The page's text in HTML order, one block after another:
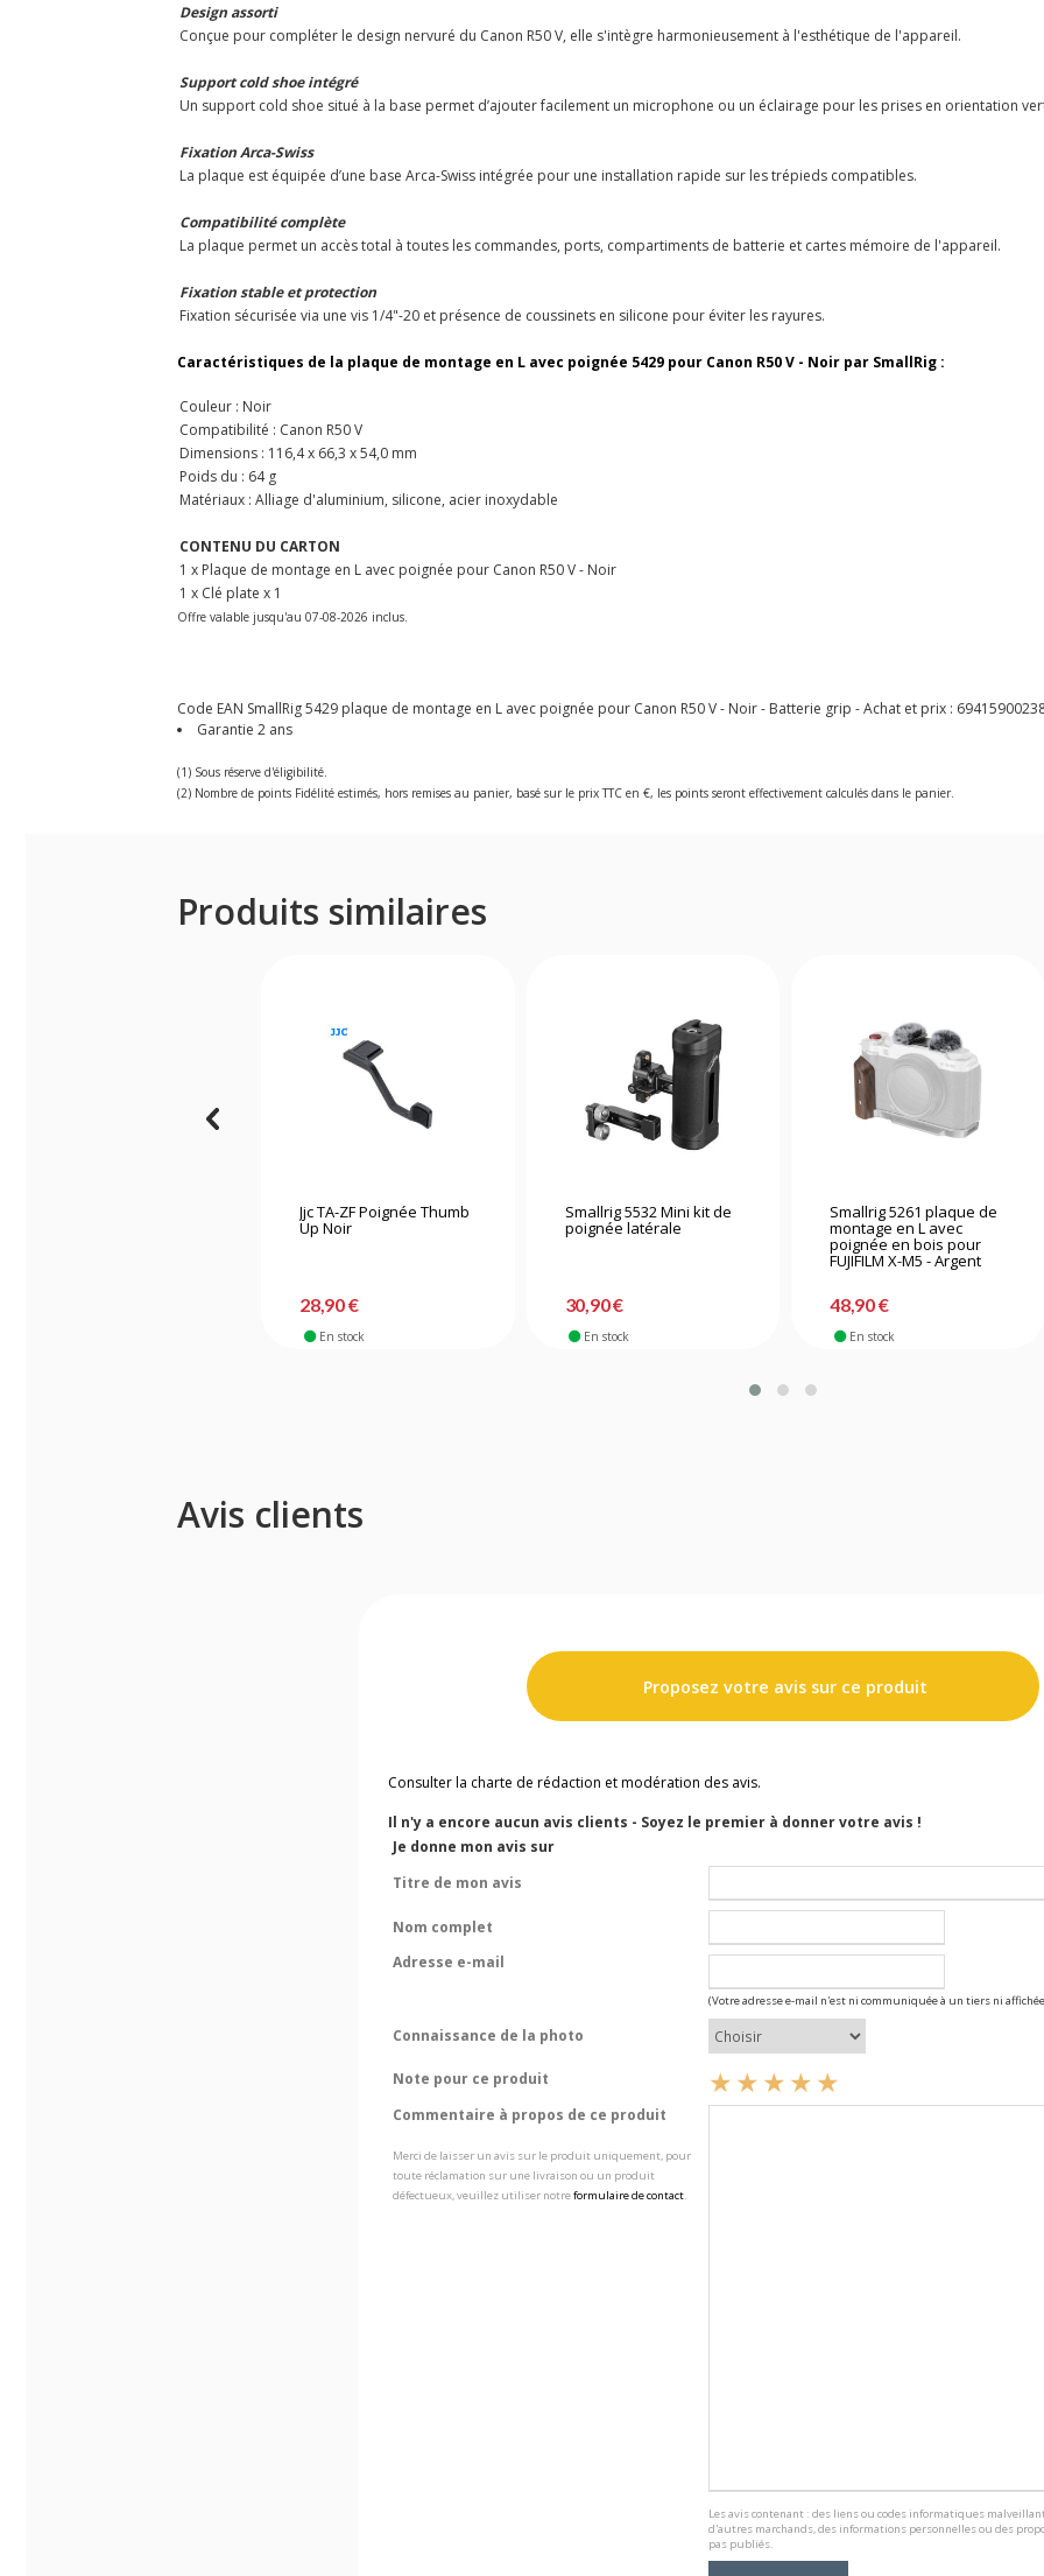
Design assorti
Conçue pour compléter le design nervuré du Canon R50 V, elle s'intègre harmonieusement à l'esthétique de l'appareil.
Support cold shoe intégré
Un support cold shoe situé à la base permet d’ajouter facilement un microphone ou un éclairage pour les prises en orientation
Fixation Arca-Swiss
La plaque est équipée d’une base Arca-Swiss intégrée pour une installation rapide sur les trépieds compatibles.
Compatibilité complète
La plaque permet un accès total à toutes les commandes, ports, compartiments de batterie et cartes mémoire de l'appareil.
Fixation stable et protection
Fixation sécurisée via une vis 1/4"-20 et présence de coussinets en silicone pour éviter les rayures.
Caractéristiques de la plaque de montage en L avec poignée 5429 pour Canon R50 V - Noir par SmallRig :
Couleur : Noir
Compatibilité : Canon R50 V
Dimensions : 116,4 x 66,3 x 54,0 mm
Poids du : 64 g
Matériaux : Alliage d'aluminium, silicone, acier inoxydable
CONTENU DU CARTON
1 x Plaque de montage en L avec poignée pour Canon R50 V - Noir
1 x Clé plate x 1
Offre valable jusqu'au 07-08-2026 inclus.
Code EAN SmallRig 5429 plaque de montage en L avec poignée pour Canon R50 V - Noir - Batterie grip - Achat et prix :
Garantie 2 ans
(1) Sous réserve d'éligibilité.
(2) Nombre de points Fidélité estimés, hors remises au panier, basé sur le prix TTC en €, les points seront effectivement calculés dans le panier.
Produits similaires
Jjc TA-ZF Poignée Thumb
Up Noir
28,90 €
En stock
Smallrig 5532 Mini kit de
poignée latérale
30,90 €
En stock
Smallrig 5261 plaque de
montage en L avec
poignée en bois pour
FUJIFILM X-M5 - Argent
48,90 €
En stock
Avis clients
Proposez votre avis sur ce produit
Consulter la charte de rédaction et modération des avis.
Il n'y a encore aucun avis clients - Soyez le premier à donner votre avis !
Je donne mon avis sur
Titre de mon avis
Nom complet
Adresse e-mail
(Votre adresse e-mail n'est ni communiquée à un tiers ni
Connaissance de la photo
Note pour ce produit
Commentaire à propos de ce produit
Merci de laisser un avis sur le produit uniquement, pour
toute réclamation sur une livraison ou un produit
défectueux, veuillez utiliser notreformulaire de contact.
Les avis contenant : des liens ou codes informatiques
d'autres marchands, des informations personnelles ou des
pas publiés.